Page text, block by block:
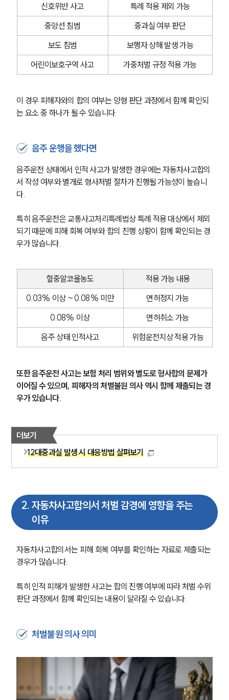
신호위반 사고
특례 적용 제외 가능
중앙선 침범
중과실 여부 판단
보도 침범
보행자 상해 발생 가능
어린이보호구역 사고
가중처벌 규정 적용 가능
이 경우 피해자와의 합의 여부는 양형 판단 과정에서 함께 확인되
는 요소 중 하나가 될 수 있습니다.
음주 운행을 했다면
음주운전 상태에서 인적 사고가 발생한 경우에는 자동차사고합의
서 작성 여부와 별개로 형사처벌 절차가 진행될 가능성이 높습니
다.
특히 음주운전은 교통사고처리특례법상 특례 적용 대상에서 제외
되기 때문에 피해 회복 여부와 합의 진행 상황이 함께 확인되는 경
우가 많습니다.
혈중알코올농도
적용 가능 내용
0.03% 이상 ~ 0.08% 미만
면허정지 가능
0.08% 이상
면허취소 가능
음주 상태 인적사고
위험운전치상 적용 가능
또한 음주운전 사고는 보험 처리 범위와 별도로 형사합의 문제가
이어질 수 있으며, 피해자의 처벌불원 의사 역시 함께 제출되는 경
우가 있습니다.
더보기
12대중과실 발생 시 대응방법 살펴보기
2. 자동차사고합의서 처벌 감경에 영향을 주는
이유
자동차사고합의서는 피해 회복 여부를 확인하는 자료로 제출되는
경우가 많습니다.
특히 인적 피해가 발생한 사고는 합의 진행 여부에 따라 처벌 수위
판단 과정에서 함께 확인되는 내용이 달라질 수 있습니다.
처벌불원 의사 의미